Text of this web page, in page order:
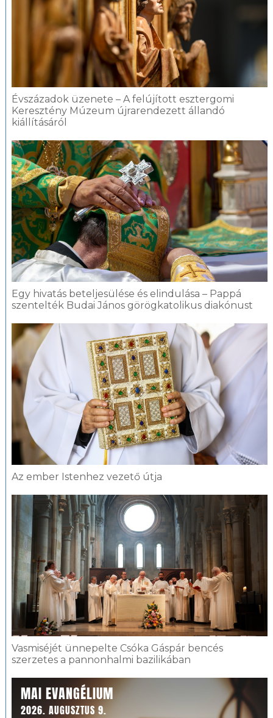
Évszázadok üzenete – A felújított esztergomi
Keresztény Múzeum újrarendezett állandó
kiállításáról
Egy hivatás beteljesülése és elindulása – Pappá
szentelték Budai János görögkatolikus diakónust
Az ember Istenhez vezető útja
Vasmiséjét ünnepelte Csóka Gáspár bencés
szerzetes a pannonhalmi bazilikában
MAI EVANGÉLIUM
2026. AUGUSZTUS 9.